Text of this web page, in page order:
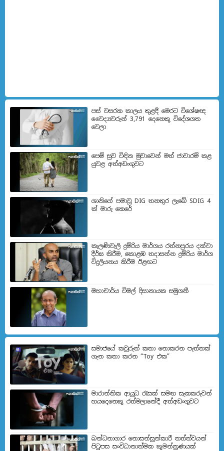
පස් වසරක කාලය තුළදී මෙරට විශේෂඥ
වෛද්‍යවරුන් 3,791 දෙනෙකු විදේශගත
වෙලා
පෙම් සුව විඳින මුවාවෙන් මත් ජාවාරම් කළ
යුවළ අත්අඩංගුවට
ශානිගේ පමාවූ DIG තනතුර ලැබේ SDIG 4
ක් මාරු කෙරේ
කැලණිවැලි දුම්රිය මාර්ගය රත්නපුරය දක්වා
දීර්ඝ කිරීම, කොළඹ තදාසන්න දුම්රිය මාර්ග
විදුලියනය කිරීම ඊළඟ​ට
මහාචාර්ය විමල් දිසානායක සමුගනී
සමාජයේ කවුරුත් කතා නොකරන පැත්තක්
ගැන කතා කරන “Toy එක”
මාරාන්තික ආයුධ රැසක් සමඟ සැකකරුවන්
හයදෙනෙකු රත්මලානේදී අත්අඩංගුවට
බන්ධනාගාර නොසන්සුන්කාරී තත්ත්වයන්
පිටුපස සංවිධානාත්මක කුමන්ත්‍රණයක්